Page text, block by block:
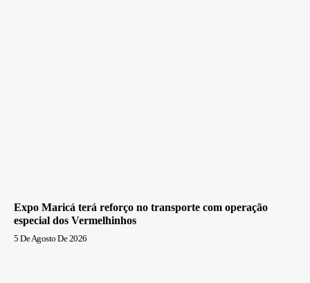
Expo Maricá terá reforço no transporte com operação
especial dos Vermelhinhos
5 De Agosto De 2026